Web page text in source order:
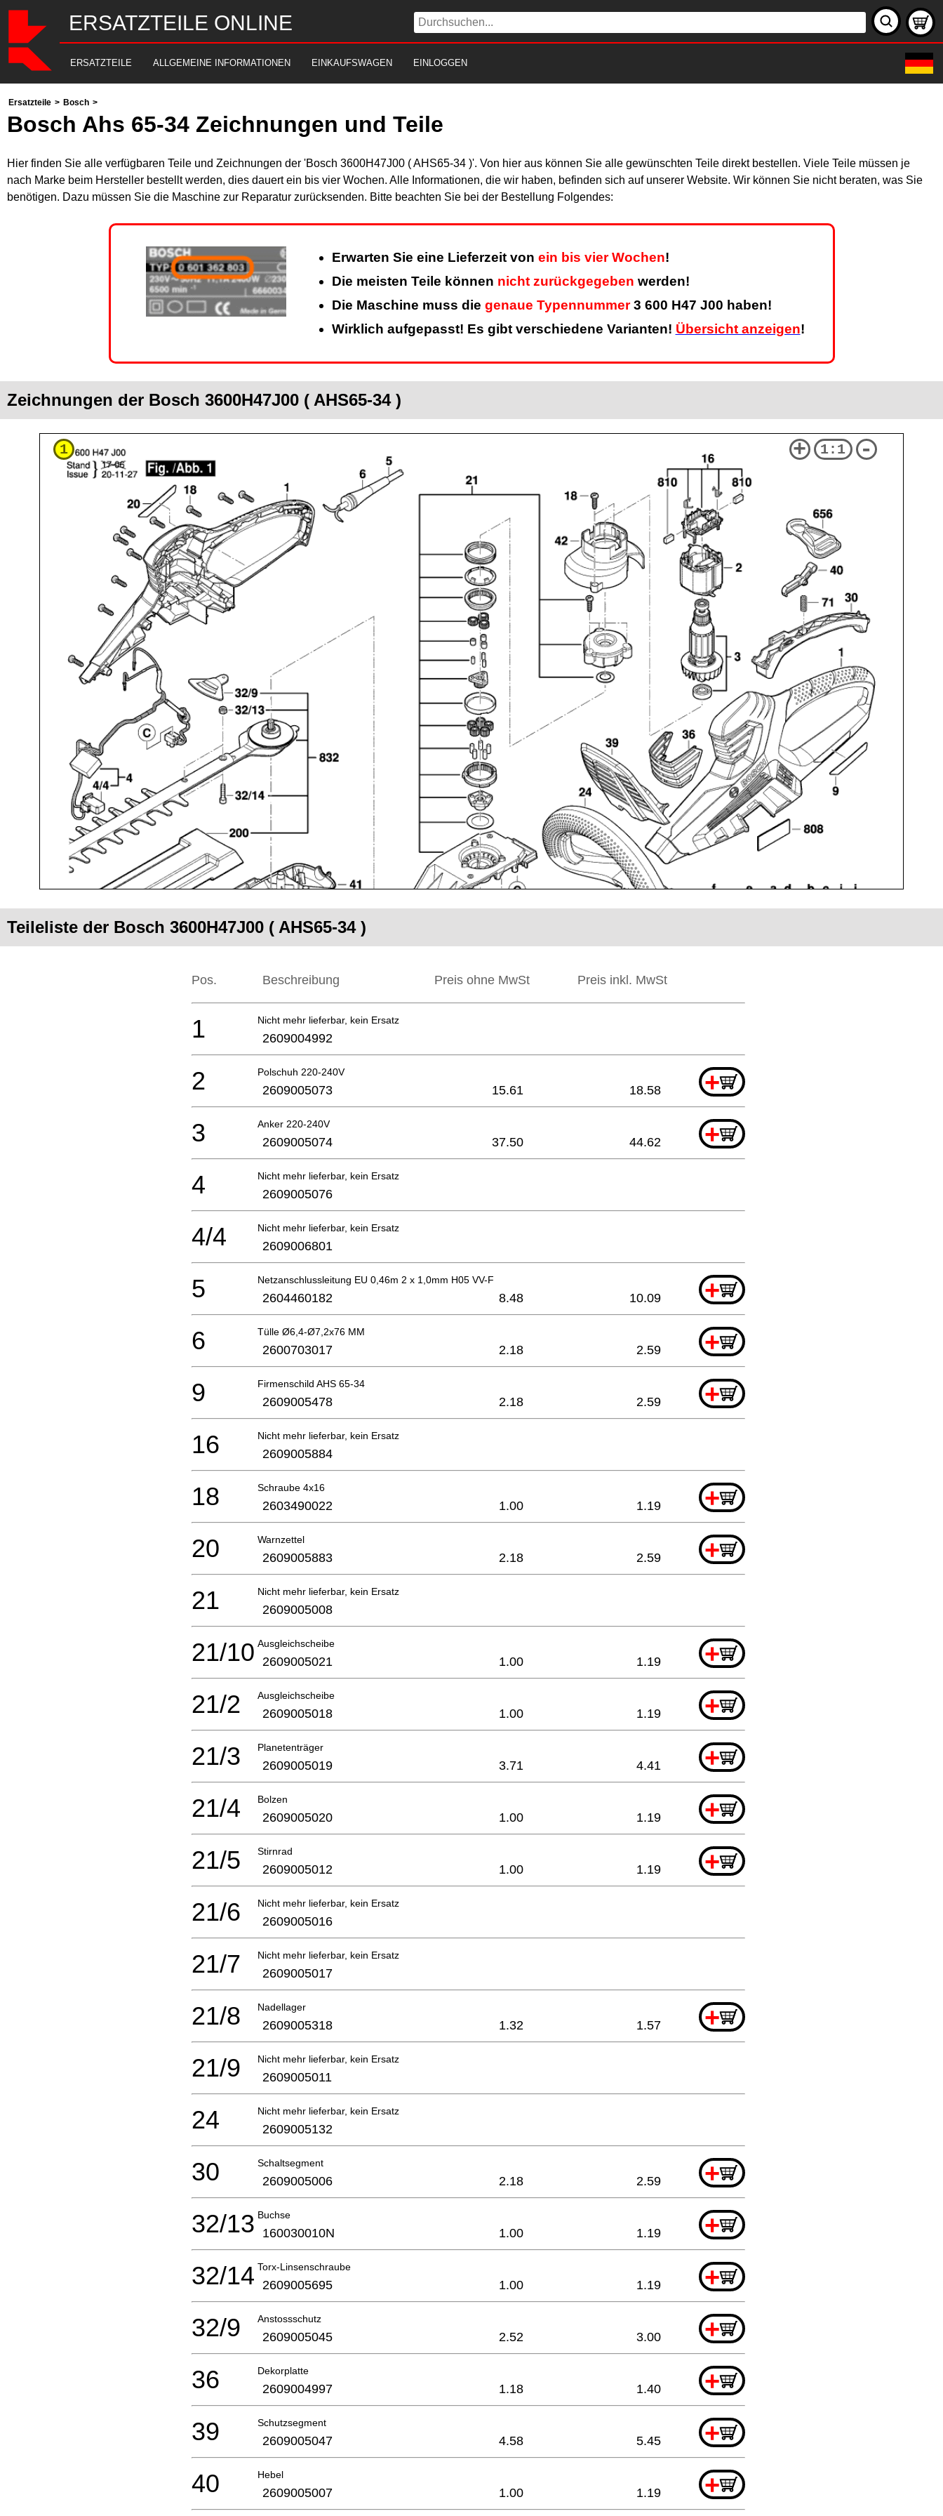
ERSATZTEILE ONLINE
ERSATZTEILE ALLGEMEINE INFORMATIONEN EINKAUFSWAGEN EINLOGGEN
Ersatzteile > Bosch >
Bosch Ahs 65-34 Zeichnungen und Teile
Hier finden Sie alle verfügbaren Teile und Zeichnungen der 'Bosch 3600H47J00 ( AHS65-34 )'. Von hier aus können Sie alle gewünschten Teile direkt bestellen. Viele Teile müssen je
nach Marke beim Hersteller bestellt werden, dies dauert ein bis vier Wochen. Alle Informationen, die wir haben, befinden sich auf unserer Website. Wir können Sie nicht beraten, was Sie
benötigen. Dazu müssen Sie die Maschine zur Reparatur zurücksenden. Bitte beachten Sie bei der Bestellung Folgendes:
Erwarten Sie eine Lieferzeit von ein bis vier Wochen!
Die meisten Teile können nicht zurückgegeben werden!
Die Maschine muss die genaue Typennummer3 600 H47 J00 haben!
Wirklich aufgepasst! Es gibt verschiedene Varianten! Übersicht anzeigen!
Zeichnungen der Bosch 3600H47J00 ( AHS65-34 )
1 + 1:1 -
Teileliste der Bosch 3600H47J00 ( AHS65-34 )
Pos. Beschreibung Preis ohne MwSt Preis inkl. MwSt
Nicht mehr lieferbar, kein Ersatz
1 2609004992
Polschuh 220-240V +
2 2609005073 15.61 18.58
Anker 220-240V +
3 2609005074 37.50 44.62
Nicht mehr lieferbar, kein Ersatz
4 2609005076
Nicht mehr lieferbar, kein Ersatz
4/4 2609006801
Netzanschlussleitung EU 0,46m 2 x 1,0mm H05 VV-F +
5 2604460182 8.48 10.09
Tülle Ø6,4-Ø7,2x76 MM +
6 2600703017 2.18 2.59
Firmenschild AHS 65-34 +
9 2609005478 2.18 2.59
Nicht mehr lieferbar, kein Ersatz
16 2609005884
Schraube 4x16 +
18 2603490022 1.00 1.19
Warnzettel +
20 2609005883 2.18 2.59
Nicht mehr lieferbar, kein Ersatz
21 2609005008
Ausgleichscheibe +
21/10 2609005021 1.00 1.19
Ausgleichscheibe +
21/2 2609005018 1.00 1.19
Planetenträger +
21/3 2609005019 3.71 4.41
Bolzen +
21/4 2609005020 1.00 1.19
Stirnrad +
21/5 2609005012 1.00 1.19
Nicht mehr lieferbar, kein Ersatz
21/6 2609005016
Nicht mehr lieferbar, kein Ersatz
21/7 2609005017
Nadellager +
21/8 2609005318 1.32 1.57
Nicht mehr lieferbar, kein Ersatz
21/9 2609005011
Nicht mehr lieferbar, kein Ersatz
24 2609005132
Schaltsegment +
30 2609005006 2.18 2.59
Buchse +
32/13 160030010N 1.00 1.19
Torx-Linsenschraube +
32/14 2609005695 1.00 1.19
Anstossschutz +
32/9 2609005045 2.52 3.00
Dekorplatte +
36 2609004997 1.18 1.40
Schutzsegment +
39 2609005047 4.58 5.45
Hebel +
40 2609005007 1.00 1.19